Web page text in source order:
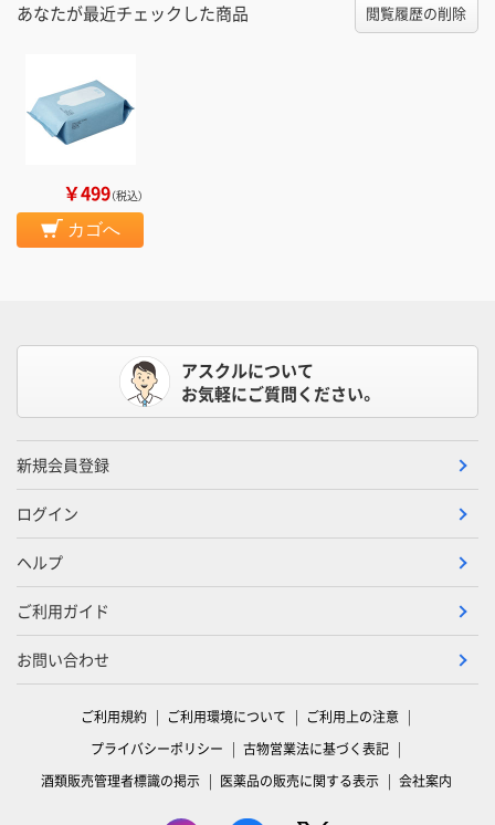
あなたが最近チェックした商品 閲覧履歴の削除
￥499（税込）
カゴへ
アスクルについて
お気軽にご質問ください。
新規会員登録
ログイン
ヘルプ
ご利用ガイド
お問い合わせ
ご利用規約 ご利用環境について
ご利用上の注意
プライバシーポリシー
古物営業法に基づく表記
酒類販売管理者標識の掲示
医薬品の販売に関する表示 会社案内